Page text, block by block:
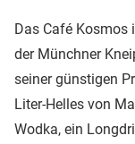
Das Café
der Münchner
seiner günstigen
Liter-Helles von
Wodka, ein